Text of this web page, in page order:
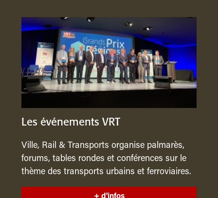
Les événements VRT
Ville, Rail & Transports organise palmarès,
forums, tables rondes et conférences sur le
thème des transports urbains et ferroviaires.